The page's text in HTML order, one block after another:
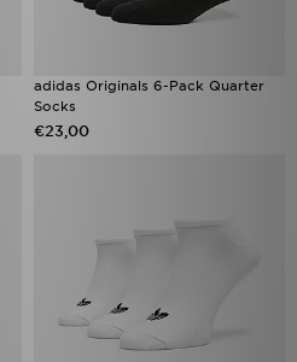
adidas Originals 6-Pack Quarter
Socks
€23,00